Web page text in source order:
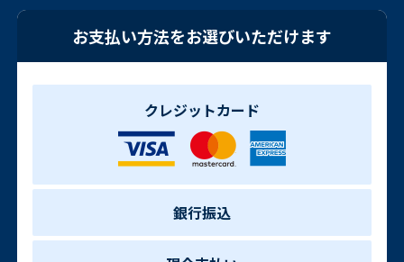
お支払い方法をお選びいただけます
クレジットカード
銀行振込